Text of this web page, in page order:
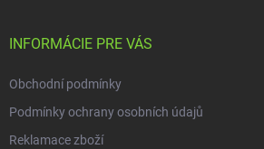
INFORMÁCIE PRE VÁS
Obchodní podmínky
Podmínky ochrany osobních údajů
Reklamace zboží